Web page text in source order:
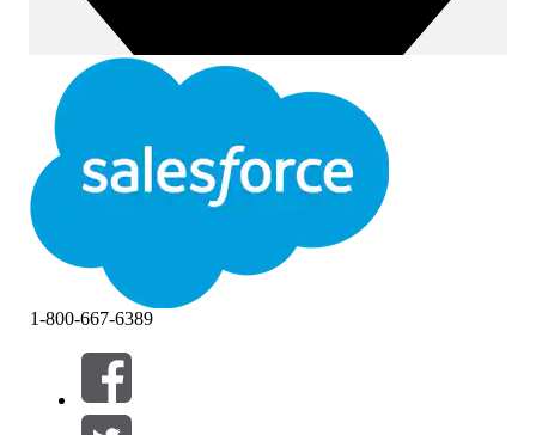
Filter (0)
VÄLJ FILTER
1-800-667-6389